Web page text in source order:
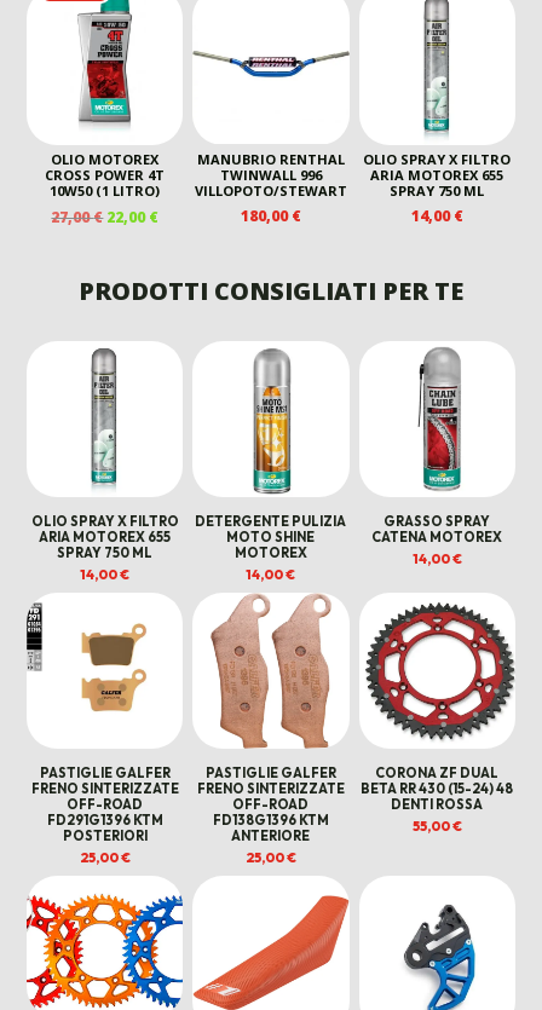
ORIGINALE
ERA:
100,00 €.
ATTUALE
80,00 €.
100,00 €.
OLIO MOTOREX
CROSS POWER 4T
10W50 (1 LITRO)
27,00€ IL
ERA:
27,00 €.
22,00€IL
È:
22,00 €.
MANUBRIO RENTHAL
TWINWALL 996
VILLOPOTO/STEWART
180,00€
OLIO SPRAY X FILTRO
ARIA MOTOREX 655
SPRAY 750 ML
14,00€
PRODOTTI CONSIGLIATI PER TE
OLIO SPRAY X FILTRO
ARIA MOTOREX 655
SPRAY 750 ML
14,00€
DETERGENTE PULIZIA
MOTO SHINE
MOTOREX
14,00€
GRASSO SPRAY
CATENA MOTOREX
14,00€
PASTIGLIE GALFER
FRENO SINTERIZZATE
OFF-ROAD
FD291G1396 KTM
POSTERIORI
25,00€
PASTIGLIE GALFER
FRENO SINTERIZZATE
OFF-ROAD
FD138G1396 KTM
ANTERIORE
25,00€
CORONA ZF DUAL
BETA RR 430 (15-24) 48
DENTI ROSSA
55,00€